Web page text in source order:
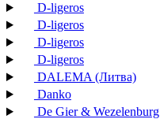
D-ligeros
D-ligeros
D-ligeros
D-ligeros
DALEMA (Литва)
Danko
De Gier & Wezelenburg